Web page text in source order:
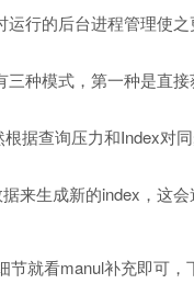
行的后台进程管理使
种模式，第一种是直
据查询压力和Index对
来生成新的index，这
就看manul补充即可